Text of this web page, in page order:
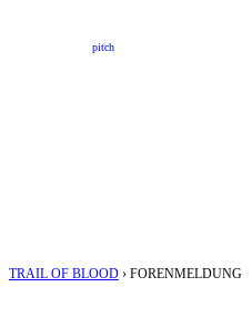
pitch
TRAIL OF BLOOD › FORENMELDUNG